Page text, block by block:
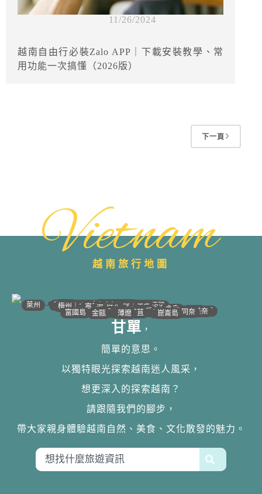
11/26/2024
越南自由行必裝Zalo APP｜下載安裝教學、常
用功能一次搞懂（2026版）
下一頁
Vietnam
越南旅行地圖
• 河江｜高平
沙壩 •
萊州 • 宣光 •
安沛｜木江界 •
• 太原
梅州｜木州•• 北江｜北寧
• 下龍灣
• 河內
•海防｜海洋
• 南定｜清化
寧平 ••河靜｜義安
洞海 •
順化 •• 峴港
• 會安
• 歸仁
邦美蜀 •
大叻 ••芽莊｜潘郎
•潘切｜美奈
平陽 •
西寧 •
胡志明 •
美萩 •
富國島 •迪石 •
金甌 • • 同奈
• 頭頓
• 芹苴 •崑崙島
• 薄遼
甘單 ，
簡單的意思。
以獨特眼光探索越南迷人風采，
想更深入的探索越南？
請跟隨我們的腳步，
帶大家親身體驗越南自然、美食、文化散發的魅力。